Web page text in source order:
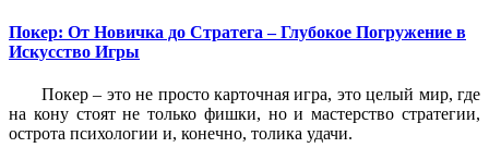
Покер: От Новичка до Стратега – Глубокое Погружение в
Искусство Игры
Покер – это не просто карточная игра, это целый мир, где
на кону стоят не только фишки, но и мастерство стратегии,
острота психологии и, конечно, толика удачи.